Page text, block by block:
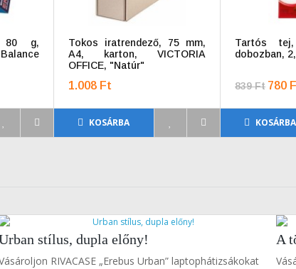
80 g,
Tokos iratrendező, 75 mm,
A4, karton, VICTORIA
OFFICE, "Natúr"
1.008 Ft
KOSÁRBA
Tartós tej,
dobozban,
839 Ft 780
KOSÁRBA
stílus, dupla előny!
RIVACASE „Erebus Urban” laptophátizsákokat
A